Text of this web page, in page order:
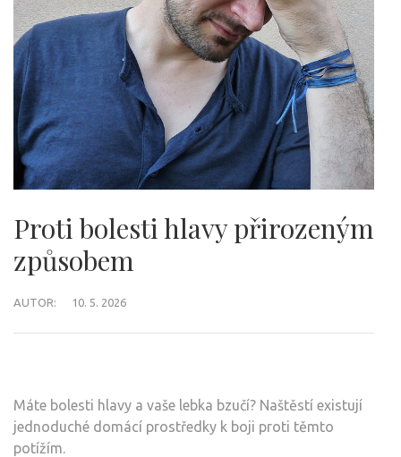
Proti bolesti hlavy přirozeným
způsobem
AUTOR: 10. 5. 2026
Máte bolesti hlavy a vaše lebka bzučí? Naštěstí existují
jednoduché domácí prostředky k boji proti těmto
potížím.